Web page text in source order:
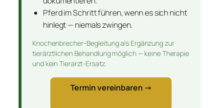
Pferd im Schritt führen, wenn es sich nicht
hinlegt — niemals zwingen.
Knochenbrecher-Begleitung als Ergänzung zur
tierärztlichen Behandlung möglich — keine Therapie
und kein Tierarzt-Ersatz.
Termin vereinbaren →